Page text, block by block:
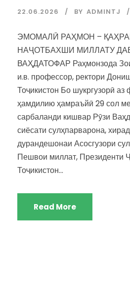
22.06.2026 BY ADMINTJ
ЭМОМАЛӢ РАҲМОН –
НАҶОТБАХШИ МИЛЛАТУ
ВАҲДАТОФАР Раҳмонзода
и.в. профессор, ректори
Тоҷикистон Бо шукргузорӣ аз
ҳамдилию ҳамраъйӣ 29 сол
сарбаланди кишвар Рӯзи
сиёсати сулҳпарварона,
дурандешонаи Асосгузори
Пешвои миллат, Президенти
Тоҷикистон...
Read More